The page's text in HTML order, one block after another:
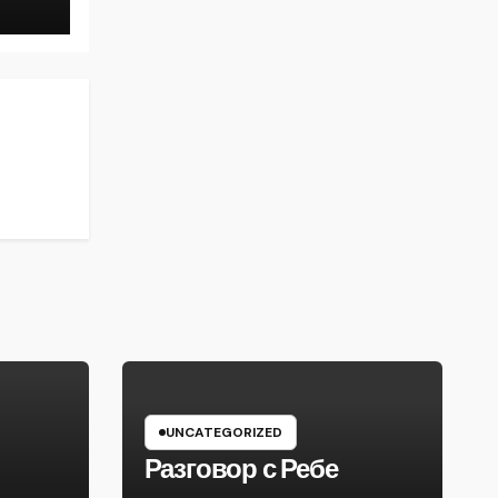
UNCATEGORIZED
Разговор с Ребе